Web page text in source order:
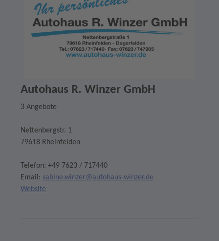
Autohaus R. Winzer GmbH
3 Angebote
Nettenbergstr. 1
79618 Rheinfelden
Telefon: +49 7623 / 717440
Email: sabine.winzer@autohaus-winzer.de
Website